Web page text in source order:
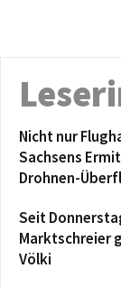
Nicht nur
Sachsens
Drohnen-
Seit
Marktschreier
Völki